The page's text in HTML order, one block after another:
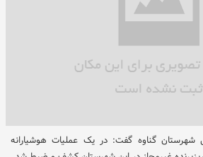
شهرستان گناوه گفت: در یک عملیات هوشیارانه